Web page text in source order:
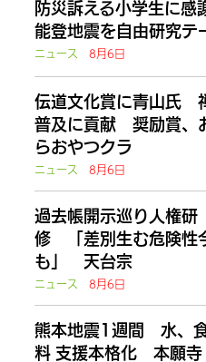
防災訴える小学生に
能登地震を自由研究テ
ニュース
8月6日
伝道文化賞に青山氏
普及に貢献 奨励賞、
らおやつクラ
ニュース
8月6日
過去帳開示巡り人権研
修 「差別生む危険性
も」 天台宗
ニュース
8月6日
熊本地震1週間 水、
料 支援本格化 本願寺